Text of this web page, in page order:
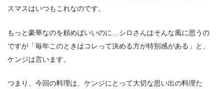
スマスはいつもこれなのです。
もっと豪華なのを頼めばいいのに…シロさんはそんな風に思うの
ですが「毎年このときはコレって決める方が特別感がある」と、
ケンジは言います。
つまり、今回の料理は、ケンジにとって大切な思い出の料理た